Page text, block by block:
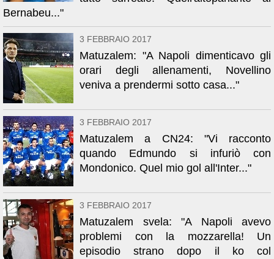
Bernabeu..."
3 FEBBRAIO 2017
Matuzalem: "A Napoli dimenticavo gli
orari degli allenamenti, Novellino
veniva a prendermi sotto casa..."
3 FEBBRAIO 2017
Matuzalem a CN24: "Vi racconto
quando Edmundo si infuriò con
Mondonico. Quel mio gol all'Inter..."
3 FEBBRAIO 2017
Matuzalem svela: "A Napoli avevo
problemi con la mozzarella! Un
episodio strano dopo il ko col